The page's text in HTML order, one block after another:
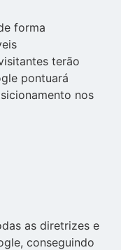
forma
terão
pontuará
nos
as diretrizes e
conseguindo